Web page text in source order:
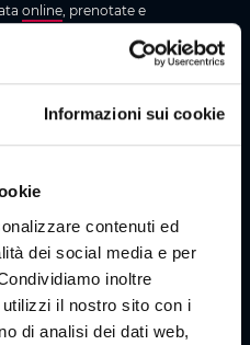
Informazioni sui cookie
contenuti ed
dei social media e per
inoltre
il nostro sito con i
di analisi dei dati web,
online , prenotate e
adatta, è consigliabile
a
office@diefloesserei.at.
€ 15,00 | Ridotto*: € 19,00 |
apprendisti, studenti,
anni; anziani, persone con
con tessera familiare della